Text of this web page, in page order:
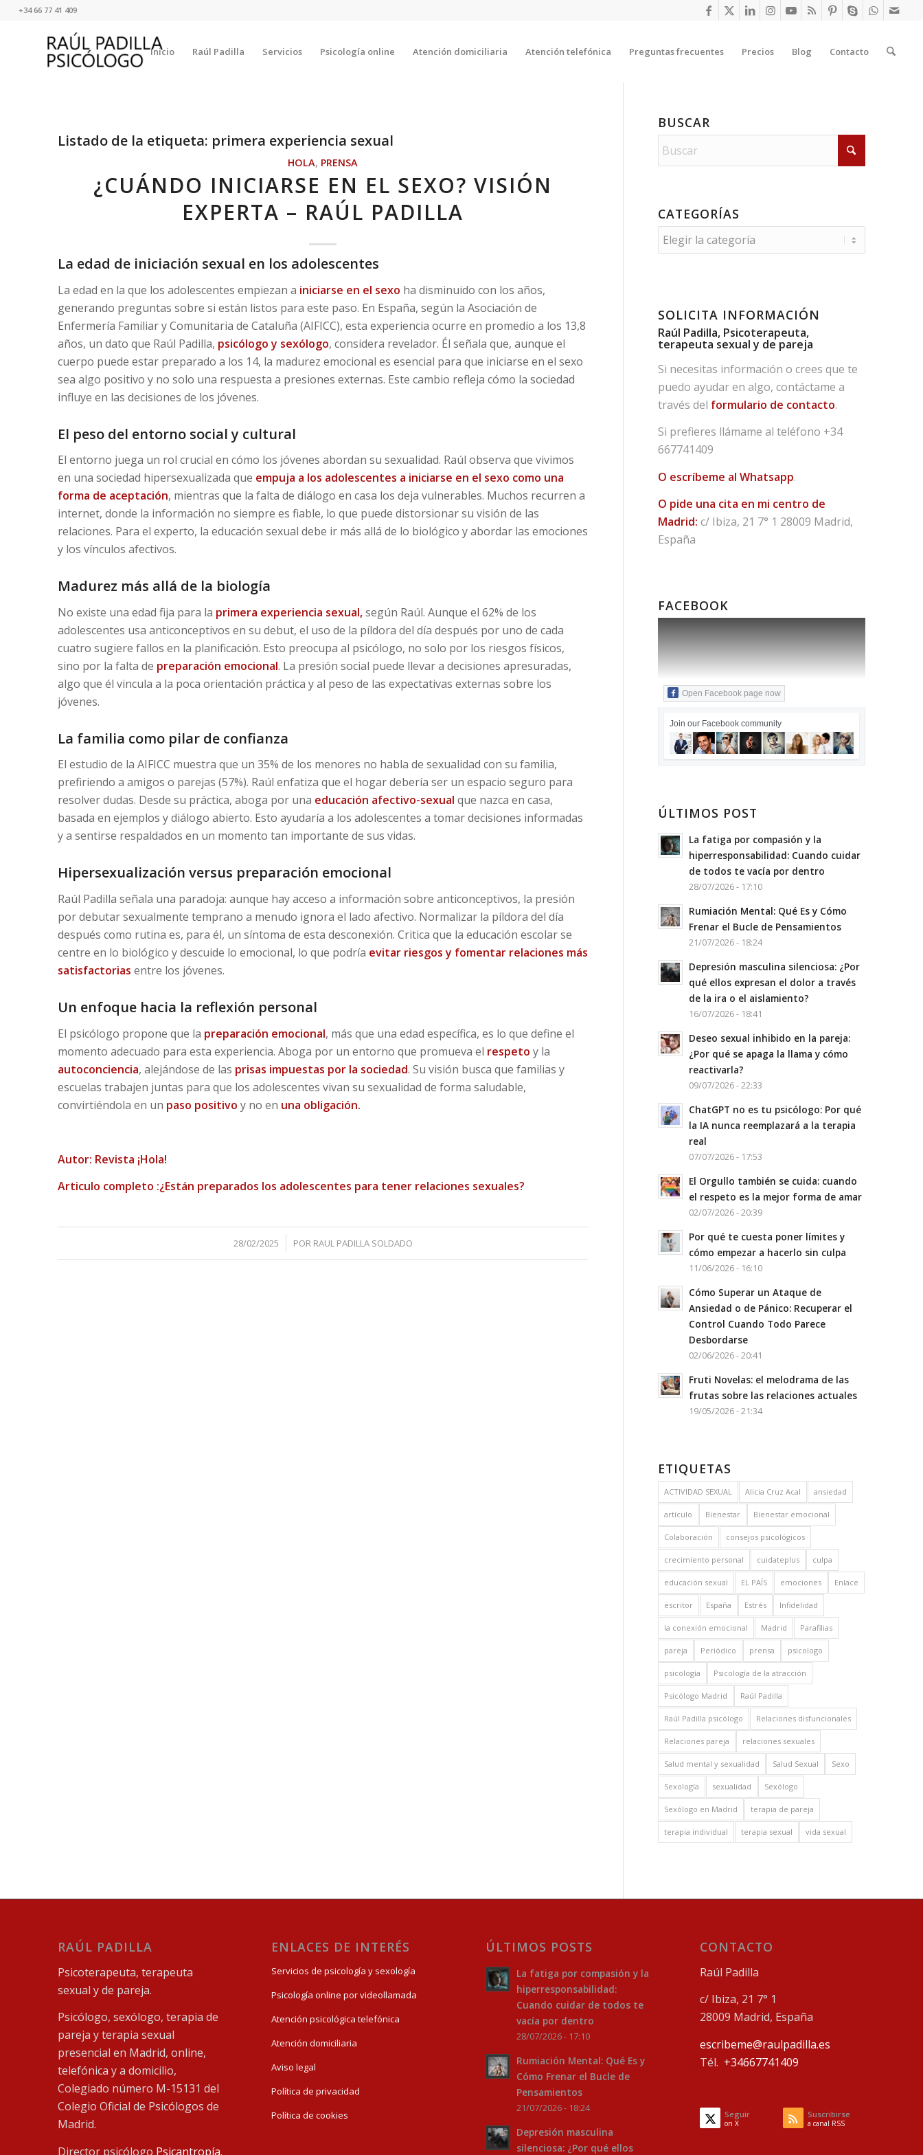
+34 66 77 41 409
Inicio Raúl Padilla Servicios Psicología online Atención domiciliaria Atención telefónica Preguntas frecuentes Precios Blog Contacto
Listado de la etiqueta: primera experiencia sexual
HOLA, PRENSA
¿CUÁNDO INICIARSE EN EL SEXO? VISIÓN
EXPERTA – RAÚL PADILLA
La edad de iniciación sexual en los adolescentes
La edad en la que los adolescentes empiezan a iniciarse en el sexo ha disminuido con los años,
generando preguntas sobre si están listos para este paso. En España, según la Asociación de
Enfermería Familiar y Comunitaria de Cataluña (AIFICC), esta experiencia ocurre en promedio a los 13,8
años, un dato que Raúl Padilla, psicólogoy sexólogo, considera revelador. Él señala que, aunque el
cuerpo puede estar preparado a los 14, la madurez emocional es esencial para que iniciarse en el sexo
sea algo positivo y no solo una respuesta a presiones externas. Este cambio refleja cómo la sociedad
influye en las decisiones de los jóvenes.
El peso del entorno social y cultural
El entorno juega un rol crucial en cómo los jóvenes abordan su sexualidad. Raúl observa que vivimos
en una sociedad hipersexualizada que empuja a los adolescentes a iniciarse en el sexo como una
forma de aceptación, mientras que la falta de diálogo en casa los deja vulnerables. Muchos recurren a
internet, donde la información no siempre es fiable, lo que puede distorsionar su visión de las
relaciones. Para el experto, la educación sexual debe ir más allá de lo biológico y abordar las emociones
y los vínculos afectivos.
Madurez más allá de la biología
No existe una edad fija para la primera experiencia sexual,según Raúl. Aunque el 62% de los
adolescentes usa anticonceptivos en su debut, el uso de la píldora del día después por uno de cada
cuatro sugiere fallos en la planificación. Esto preocupa al psicólogo, no solo por los riesgos físicos,
sino por la falta de preparación emocional. La presión social puede llevar a decisiones apresuradas,
algo que él vincula a la poca orientación práctica y al peso de las expectativas externas sobre los
jóvenes.
La familia como pilar de confianza
El estudio de la AIFICC muestra que un 35% de los menores no habla de sexualidad con su familia,
prefiriendo a amigos o parejas (57%). Raúl enfatiza que el hogar debería ser un espacio seguro para
resolver dudas. Desde su práctica, aboga por una educación afectivo-sexual que nazca en casa,
basada en ejemplos y diálogo abierto. Esto ayudaría a los adolescentes a tomar decisiones informadas
y a sentirse respaldados en un momento tan importante de sus vidas.
Hipersexualización versus preparación emocional
Raúl Padilla señala una paradoja: aunque hay acceso a información sobre anticonceptivos, la presión
por debutar sexualmente temprano a menudo ignora el lado afectivo. Normalizar la píldora del día
después como rutina es, para él, un síntoma de esta desconexión. Critica que la educación escolar se
centre en lo biológico y descuide lo emocional, lo que podría evitar riesgos y fomentar relaciones más
satisfactorias entre los jóvenes.
Un enfoque hacia la reflexión personal
El psicólogo propone que la preparación emocional, más que una edad específica, es lo que define el
momento adecuado para esta experiencia. Aboga por un entorno que promueva el respeto y la
autoconciencia, alejándose de las prisas impuestas por la sociedad. Su visión busca que familias y
escuelas trabajen juntas para que los adolescentes vivan su sexualidad de forma saludable,
convirtiéndola en un paso positivo y no en una obligación.
Autor: Revista ¡Hola!
Articulo completo :¿Están preparados los adolescentes para tener relaciones sexuales?
28/02/2025
/ POR RAUL PADILLA SOLDADO
BUSCAR
CATEGORÍAS
Categorías
SOLICITA INFORMACIÓN
Raúl Padilla, Psicoterapeuta,
terapeuta sexual y de pareja
Si necesitas información o crees que te
puedo ayudar en algo, contáctame a
través del formulario de contacto.
Si prefieres llámame al teléfono +34
667741409
O escríbeme al Whatsapp.
O pide una cita en mi centro de
Madrid: c/ Ibiza, 21 7° 1 28009 Madrid,
España
FACEBOOK
Open Facebook page now
Join our Facebook community
ÚLTIMOS POST
La fatiga por compasión y la
hiperresponsabilidad: Cuando cuidar
de todos te vacía por dentro
28/07/2026 - 17:10
Rumiación Mental: Qué Es y Cómo
Frenar el Bucle de Pensamientos
21/07/2026 - 18:24
Depresión masculina silenciosa: ¿Por
qué ellos expresan el dolor a través
de la ira o el aislamiento?
16/07/2026 - 18:41
Deseo sexual inhibido en la pareja:
¿Por qué se apaga la llama y cómo
reactivarla?
09/07/2026 - 22:33
ChatGPT no es tu psicólogo: Por qué
la IA nunca reemplazará a la terapia
real
07/07/2026 - 17:53
El Orgullo también se cuida: cuando
el respeto es la mejor forma de amar
02/07/2026 - 20:39
Por qué te cuesta poner límites y
cómo empezar a hacerlo sin culpa
11/06/2026 - 16:10
Cómo Superar un Ataque de
Ansiedad o de Pánico: Recuperar el
Control Cuando Todo Parece
Desbordarse
02/06/2026 - 20:41
Fruti Novelas: el melodrama de las
frutas sobre las relaciones actuales
19/05/2026 - 21:34
ETIQUETAS
ACTIVIDAD SEXUAL Alicia Cruz Acal ansiedad
artículo Bienestar Bienestar emocional
Colaboración consejos psicológicos
crecimiento personal cuidateplus culpa
educación sexual EL PAÍS emociones Enlace
escritor España Estrés Infidelidad
la conexión emocional Madrid Parafilias
pareja Periódico prensa psicologo
psicología Psicología de la atracción
Psicólogo Madrid Raúl Padilla
Raúl Padilla psicólogo Relaciones disfuncionales
Relaciones pareja relaciones sexuales
Salud mental y sexualidad Salud Sexual Sexo
Sexología sexualidad Sexólogo
Sexólogo en Madrid terapia de pareja
terapia individual terapia sexual vida sexual
RAÚL PADILLA
Psicoterapeuta, terapeuta
sexual y de pareja.
Psicólogo, sexólogo, terapia de
pareja y terapia sexual
presencial en Madrid, online,
telefónica y a domicilio,
Colegiado número M-15131 del
Colegio Oficial de Psicólogos de
Madrid.
Director psicólogo Psicantropía.
ENLACES DE INTERÉS
Servicios de psicología y sexología
Psicología online por videollamada
Atención psicológica telefónica
Atención domiciliaria
Aviso legal
Política de privacidad
Política de cookies
ÚLTIMOS POSTS
La fatiga por compasión y la
hiperresponsabilidad:
Cuando cuidar de todos te
vacía por dentro
28/07/2026 - 17:10
Rumiación Mental: Qué Es y
Cómo Frenar el Bucle de
Pensamientos
21/07/2026 - 18:24
Depresión masculina
silenciosa: ¿Por qué ellos
CONTACTO
Raúl Padilla
c/ Ibiza, 21 7° 1
28009 Madrid, España
escribeme@raulpadilla.es
Tél. +34667741409
Seguir
on X
Suscribirse
a canal RSS